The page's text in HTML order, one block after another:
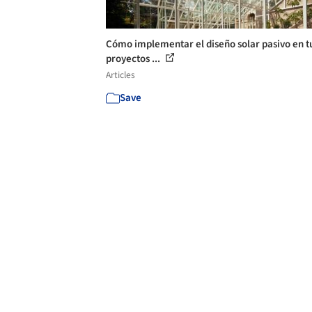
Cómo implementar el diseño solar pasivo en
proyectos ...
Articles
Save